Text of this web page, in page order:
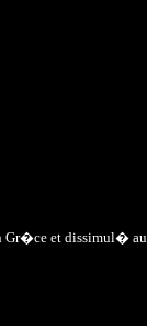
Gr�ce et dissimul�